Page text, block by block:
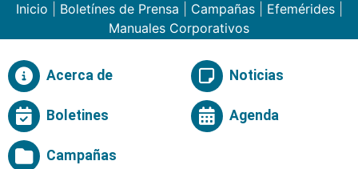
Inicio Boletínes de Prensa Campañas| Efemérides|
Manuales Corporativos
Acerca de Noticias
Boletines Agenda
Campañas